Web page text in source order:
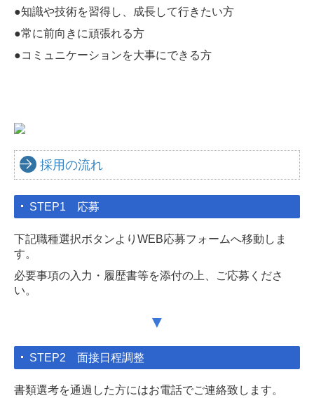
●知識や技術を習得し、成長して行きたい方
●常に前向きに頑張れる方
●コミュニケーションを大事にできる方
採用の流れ
STEP1 応募
下記職種選択ボタンよりWEB応募フォームへ移動しま
す。
必要事項の入力・履歴書等を添付の上、ご応募くださ
い。
▼
STEP2 面接日程調整
書類選考を通過した方にはお電話でご連絡致します。